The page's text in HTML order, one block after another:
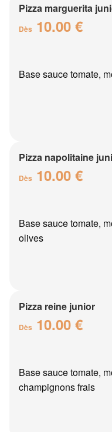
Pizza marguerita
Dès 10.00 €
Base sauce tomate,
Pizza napolitaine
Dès 10.00 €
Base sauce tomate,
olives
Pizza reine junior
Dès 10.00 €
Base sauce tomate,
champignons frais